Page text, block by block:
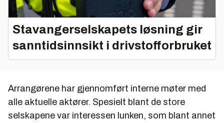
Stavangerselskapets løsning gir
sanntidsinnsikt i drivstofforbruket
Arrangørene har gjennomført interne møter med
alle aktuelle aktører. Spesielt blant de store
selskapene var interessen lunken, som blant annet